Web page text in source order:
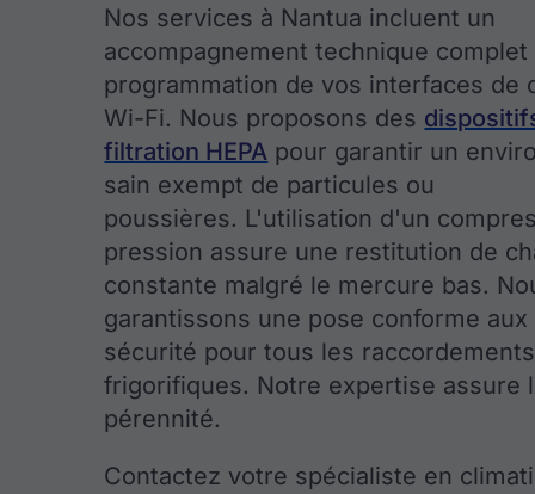
Nos services à Nantua incluent un
accompagnement technique complet
programmation de vos interfaces de
Wi-Fi. Nous proposons des
filtration HEPA pour garantir un
sain exempt de particules ou
poussières. L'utilisation d'un
pression assure une restitution de
constante malgré le mercure bas.
garantissons une pose conforme
sécurité pour tous les raccordements
frigorifiques. Notre expertise assure
pérennité.
Contactez votre spécialiste en